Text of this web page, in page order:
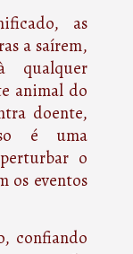
as
a saírem,
qualquer
animal do
doente,
é uma
o
os eventos
confiando